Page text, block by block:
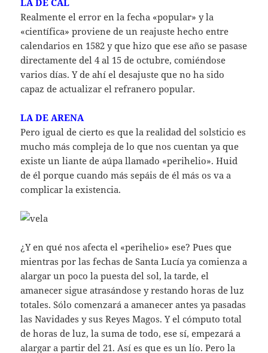
Realmente el error en la fecha «popular» y la
«científica» proviene de un reajuste hecho entre
calendarios en 1582 y que hizo que ese año se pasase
directamente del 4 al 15 de octubre, comiéndose
varios días. Y de ahí el desajuste que no ha sido
capaz de actualizar el refranero popular.
LA DE ARENA
Pero igual de cierto es que la realidad del solsticio es
mucho más compleja de lo que nos cuentan ya que
existe un liante de aúpa llamado «perihelio». Huid
de él porque cuando más sepáis de él más os va a
complicar la existencia.
¿Y en qué nos afecta el «perihelio» ese? Pues que
mientras por las fechas de Santa Lucía ya comienza a
alargar un poco la puesta del sol, la tarde, el
amanecer sigue atrasándose y restando horas de luz
totales. Sólo comenzará a amanecer antes ya pasadas
las Navidades y sus Reyes Magos. Y el cómputo total
de horas de luz, la suma de todo, ese sí, empezará a
alargar a partir del 21. Así es que es un lío. Pero la